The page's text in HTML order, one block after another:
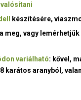
készítésére,
meg, vagy
variálható: kővel,
karátos aranyból,